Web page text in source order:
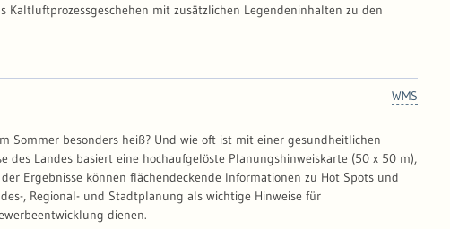
mit zusätzlichen Legendeninhalten zu den
WMS
besonders heiß? Und wie oft ist mit einer gesundheitlichen
Landes basiert eine hochaufgelöste Planungshinweiskarte (50 x 50 m),
Ergebnisse können flächendeckende Informationen zu Hot Spots und
, Regional- und Stadtplanung als wichtige Hinweise für
dienen.